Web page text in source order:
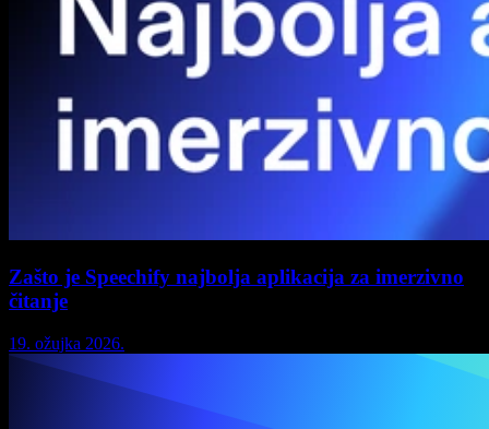
Zašto je Speechify najbolja aplikacija za imerzivno
čitanje
19. ožujka 2026.